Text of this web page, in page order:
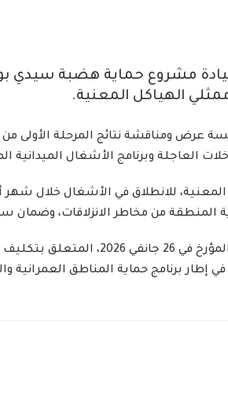
اجتماع لجنة قيادة مشروع حماية
الهياكل المعنية.
عرض ومناقشة نتائج المرحلة
العاجلة وبرنامج الأشغال الميدانية
المنطقة من مخاطر الانزلاقات،
ويأتي انعقاد هذه اللجنة على إثر صدور
برنامج حماية المناطق